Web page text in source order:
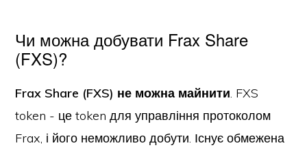
Чи можна добувати Frax Share
(FXS)?
Frax Share (FXS) не можна майнити. FXS
token - це token для управління протоколом
Frax, і його неможливо добути. Існує обмежена